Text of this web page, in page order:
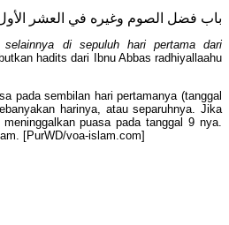
باب فضل الصوم وغيره في العشر
di sepuluh hari pertama dari
hadits dari Ibnu Abbas radhiyallaahu
pada sembilan hari pertamanya (tanggal
harinya, atau separuhnya. Jika
puasa pada tanggal 9 nya.
[PurWD/voa-islam.com]